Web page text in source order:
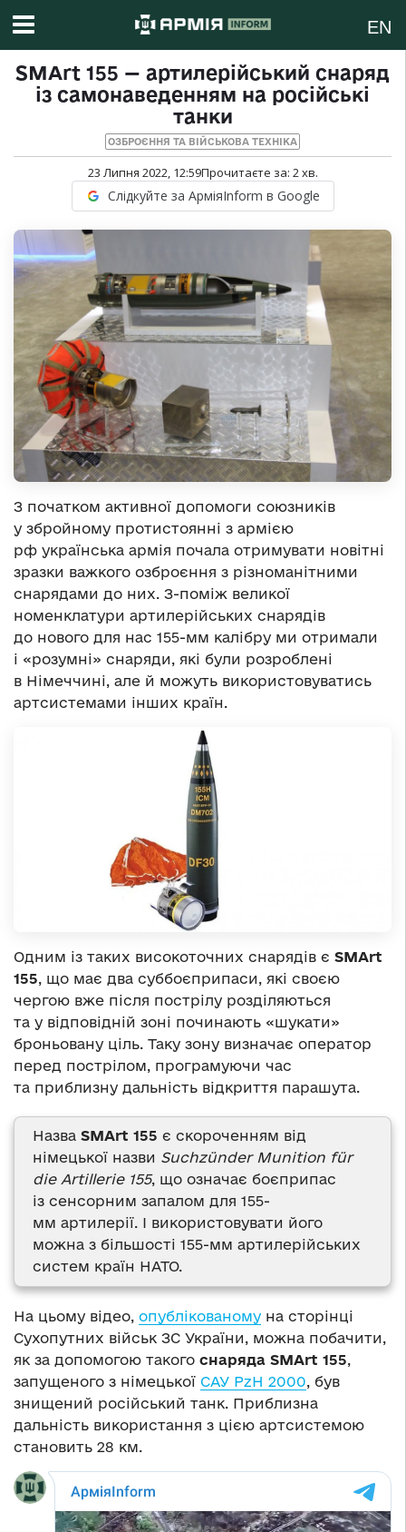
EN
SMArt 155 — артилерійський снаряд
із самонаведенням на російські
танки
ОЗБРОЄННЯ ТА ВІЙСЬКОВА ТЕХНІКА
23 Липня 2022, 12:59Прочитаєте за: 2хв.
Слідкуйте за АрміяInform в Google
З початком активної допомоги союзників
у збройному протистоянні з армією
рф українська армія почала отримувати новітні
зразки важкого озброєння з різноманітними
снарядами до них. З-поміж великої
номенклатури артилерійських снарядів
до нового для нас 155-мм калібру ми отримали
і «розумні» снаряди, які були розроблені
в Німеччині, але й можуть використовуватись
артсистемами інших країн.
Одним із таких високоточних снарядів є SMArt
155, що має два суббоєприпаси, які своєю
чергою вже після пострілу розділяються
та у відповідній зоні починають «шукати»
броньовану ціль. Таку зону визначає оператор
перед пострілом, програмуючи час
та приблизну дальність відкриття парашута.
Назва SMArt 155 є скороченням від
німецької назви Suchzünder Munition für
die Artillerie 155, що означає боєприпас
із сенсорним запалом для 155-
мм артилерії. І використовувати його
можна з більшості 155-мм артилерійських
систем країн НАТО.
На цьому відео, опублікованому на сторінці
Сухопутних військ ЗС України, можна побачити,
як за допомогою такого снаряда SMArt 155,
запущеного з німецької САУ PzH 2000, був
знищений російський танк. Приблизна
дальність використання з цією артсистемою
становить 28 км.